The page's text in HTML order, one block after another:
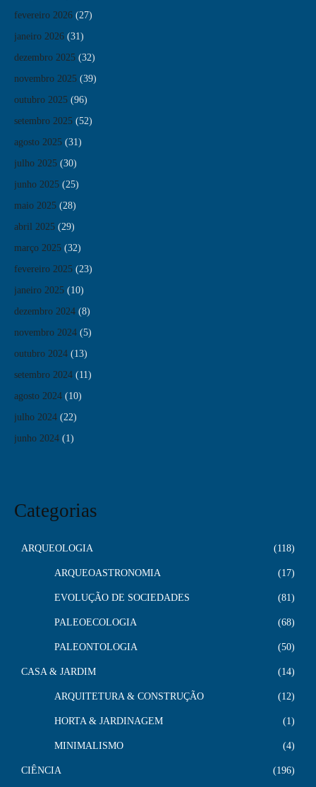
fevereiro 2026 (27)
janeiro 2026 (31)
dezembro 2025 (32)
novembro 2025 (39)
outubro 2025 (96)
setembro 2025 (52)
agosto 2025 (31)
julho 2025 (30)
junho 2025 (25)
maio 2025 (28)
abril 2025 (29)
março 2025 (32)
fevereiro 2025 (23)
janeiro 2025 (10)
dezembro 2024 (8)
novembro 2024 (5)
outubro 2024 (13)
setembro 2024 (11)
agosto 2024 (10)
julho 2024 (22)
junho 2024 (1)
Categorias
ARQUEOLOGIA 118
ARQUEOASTRONOMIA 17
EVOLUÇÃO DE SOCIEDADES 81
PALEOECOLOGIA 68
PALEONTOLOGIA 50
CASA & JARDIM 14
ARQUITETURA & CONSTRUÇÃO 12
HORTA & JARDINAGEM 1
MINIMALISMO 4
CIÊNCIA 196